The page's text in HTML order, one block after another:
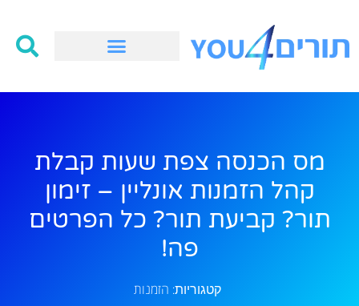
מס הכנסה צפת שעות קבלת
קהל הזמנות אונליין – זימון
תור? קביעת תור? כל הפרטים
פה!
קטגוריות: הזמנות